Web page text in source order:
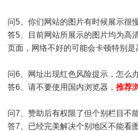
问5、你们网站的图片有时候展示很慢
答5、目前网站所展示的图片均为高
页面，网络不好的可能会卡顿特别是
问6、网址出现红色风险提示，怎么
答6、请不要使用国内浏览器， 推荐
问7、赞助后有权限了但个别栏目不
答7、已经完美解决个别地区不能看